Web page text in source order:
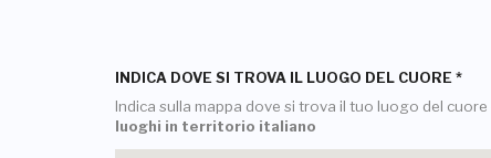
INDICA DOVE SI TROVA IL LUOGO DEL CUORE *
Indica sulla mappa dove si trova il tuo luogo del cuore
luoghi in territorio italiano